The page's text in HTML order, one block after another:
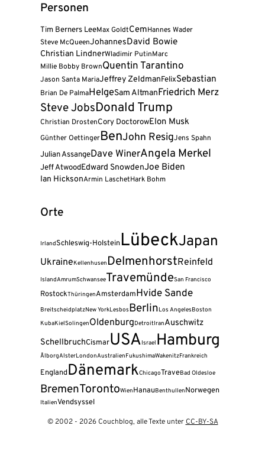
Personen
Tim Berners LeeMax GoldtCemHannes Wader
Steve McQueenJohannesDavid Bowie
Christian LindnerWladimir PutinMarc
Millie Bobby BrownQuentin Tarantino
Jason Santa MariaJeffrey ZeldmanFelixSebastian
Brian De PalmaHelgeSam AltmanFriedrich Merz
Steve JobsDonald Trump
Christian DrostenCory DoctorowElon Musk
Günther OettingerBenJohn ResigJens Spahn
Julian AssangeDave WinerAngela Merkel
Jeff AtwoodEdward SnowdenJoe Biden
Ian HicksonArmin LaschetHark Bohm
Orte
IrlandSchleswig-HolsteinLübeckJapan
UkraineKellenhusen DelmenhorstReinfeld
IslandAmrumSchwanseeTravemündeSan Francisco
RostockThüringenAmsterdamHvide Sande
BreitscheidplatzNew YorkLesbosBerlinLos AngelesBoston
KubaKielSolingenOldenburgDetroitIranAuschwitz
SchellbruchCismarUSAIsrael Hamburg
ÅlborgAlsterLondonAustralienFukushimaWakenitzFrankreich
EnglandDänemarkChicagoTraveBad Oldesloe
BremenTorontoWienHanauBenthullenNorwegen
ItalienVendsyssel
© 2002 - 2026 Couchblog, alle Texte unter CC-BY-SA